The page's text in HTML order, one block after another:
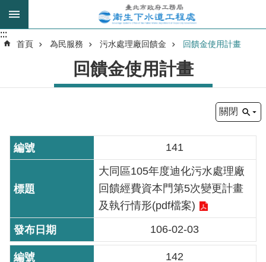
跳到主要內容區塊
進
的
身
是
公
告
訊
息
:::
:::
首頁 為民服務 污水處理廠回饋金 回饋金使用計畫
回饋金使用計畫
關閉
141
大同區105年度迪化污水處理廠
回饋經費資本門第5次變更計畫
及執行情形(pdf檔案)
106-02-03
142